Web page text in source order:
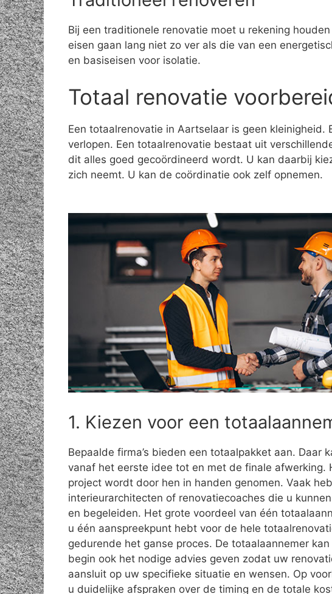
Bij een traditionele renovatie moet u rekening
eisen gaan lang niet zo ver als die van een
en basiseisen voor isolatie.
Totaal renovatie
Een totaalrenovatie in Aartselaar is geen
verlopen. Een totaalrenovatie bestaat uit
dit alles goed gecoördineerd wordt. U kan daarbij
zich neemt. U kan de coördinatie ook zelf opnemen.
1. Kiezen voor een
Bepaalde firma’s bieden een totaalpakket aan. Daar
vanaf het eerste idee tot en met de finale afwerking.
project wordt door hen in handen genomen. Vaak
interieurarchitecten of renovatiecoaches die u
en begeleiden. Het grote voordeel van één
u één aanspreekpunt hebt voor de hele
gedurende het ganse proces. De totaalaannemer
begin ook het nodige advies geven zodat uw
aansluit op uw specifieke situatie en wensen. Op
u duidelijke afspraken over de timing en de totale